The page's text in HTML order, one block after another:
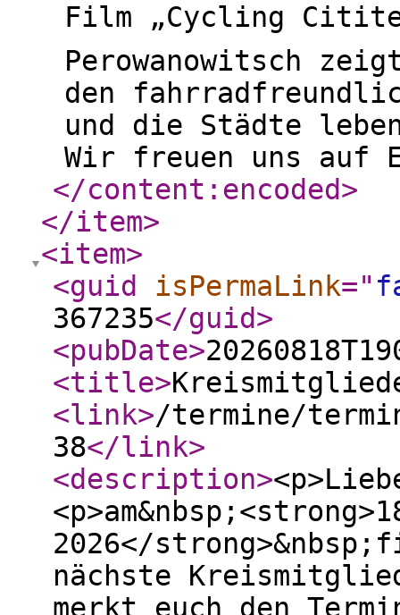
Film „Cycling
Perowanowitsch
den
und die Städte
Wir freuen uns auf
</content:encoded>
</item>
<item>
<guid
isPermaLink="
367235</guid>
<pubDate>
<title>
<link>/termine/
38</link>
<description>
2026</
nächste
merkt euch den